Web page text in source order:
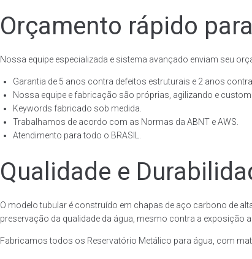
Orçamento rápido
Nossa equipe especializada e sistema avançado enviam seu
Garantia de 5 anos contra defeitos estruturais e 2 anos
Nossa equipe e fabricação são próprias, agilizando e
Keywords fabricado sob medida.
Trabalhamos de acordo com as Normas da ABNT e AWS.
Atendimento para todo o BRASIL.
Qualidade e
O modelo tubular é construído em chapas de aço carbono de
preservação da qualidade da água, mesmo contra a exposição
Fabricamos todos os Reservatório Metálico para água, com